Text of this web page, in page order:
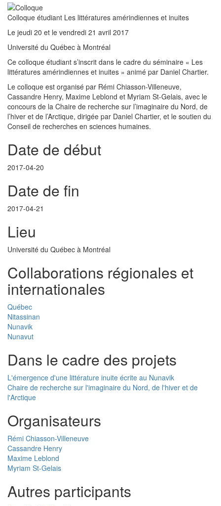
Colloque étudiant Les littératures amérindiennes et inuites
Le jeudi 20 et le vendredi 21 avril 2017
Université du Québec à Montréal
Ce colloque étudiant s’inscrit dans le cadre du séminaire « Les
littératures amérindiennes et inuites » animé par Daniel Chartier.
Le colloque est organisé par Rémi Chiasson-Villeneuve,
Cassandre Henry, Maxime Leblond et Myriam St-Gelais, avec le
concours de la Chaire de recherche sur l’imaginaire du Nord, de
l’hiver et de l’Arctique, dirigée par Daniel Chartier, et le soutien du
Conseil de recherches en sciences humaines.
Date de début
2017-04-20
Date de fin
2017-04-21
Lieu
Université du Québec à Montréal
Collaborations régionales et
internationales
Québec
Nitassinan
Nunavik
Nunavut
Dans le cadre des projets
L'émergence d'une littérature inuite écrite au Nunavik
Chaire de recherche sur l'imaginaire du Nord, de l'hiver et de
l'Arctique
Organisateurs
Rémi Chiasson-Villeneuve
Cassandre Henry
Maxime Leblond
Myriam St-Gelais
Autres participants